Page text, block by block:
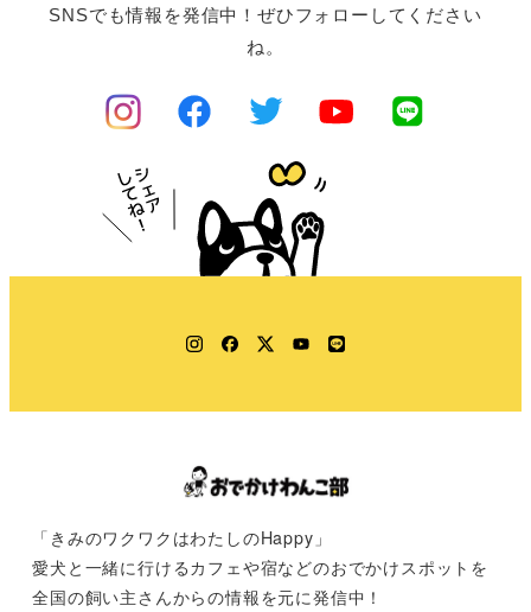
SNSでも情報を発信中！ぜひフォローしてください
ね。
Instagram
Facebook
TwitterYouTube
LINE
「きみのワクワクはわたしのHappy」
愛犬と一緒に行けるカフェや宿などのおでかけスポットを
全国の飼い主さんからの情報を元に発信中！